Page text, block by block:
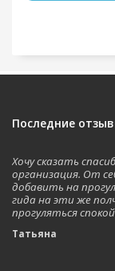
Последние
Хочу сказать
организация. От
добавить на
гида на эти же
прогуляться
Татьяна